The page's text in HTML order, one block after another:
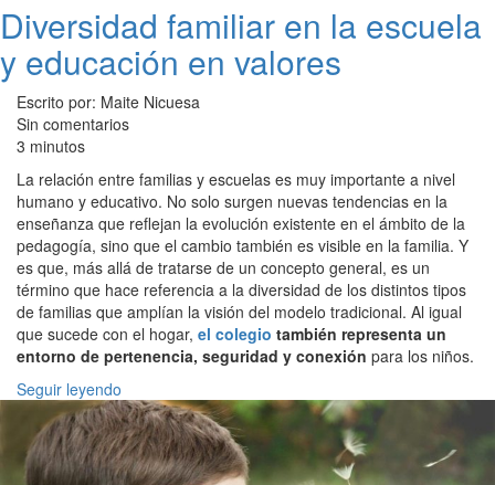
Diversidad familiar en la escuela
y educación en valores
Escrito por: Maite Nicuesa
Sin comentarios
3 minutos
La relación entre familias y escuelas es muy importante a nivel
humano y educativo. No solo surgen nuevas tendencias en la
enseñanza que reflejan la evolución existente en el ámbito de la
pedagogía, sino que el cambio también es visible en la familia. Y
es que, más allá de tratarse de un concepto general, es un
término que hace referencia a la diversidad de los distintos tipos
de familias que amplían la visión del modelo tradicional. Al igual
que sucede con el hogar, el colegio también representa un
entorno de pertenencia, seguridad y conexión para los niños.
Seguir leyendo